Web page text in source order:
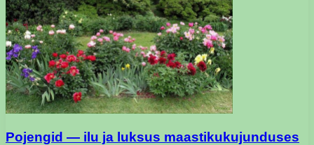
Pojengid — ilu ja luksus maastikukujunduses